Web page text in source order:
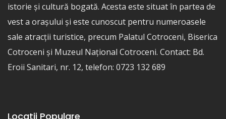
istorie și cultură bogată. Acesta este situat în partea de
vest a orașului și este cunoscut pentru numeroasele
sale atracții turistice, precum Palatul Cotroceni, Biserica
Cotroceni și Muzeul Național Cotroceni. Contact: Bd.
Eroii Sanitari, nr. 12, telefon: 0723 132 689
Locatii Populare